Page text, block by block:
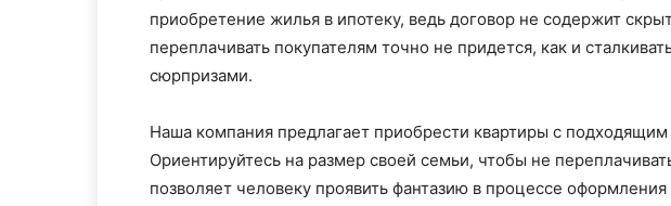
приобретение жилья в ипотеку, ведь договор не содержит
переплачивать покупателям точно не придется, как и
сюрпризами.
Наша компания предлагает приобрести квартиры с
Ориентируйтесь на размер своей семьи, чтобы не
позволяет человеку проявить фантазию в процессе оформления